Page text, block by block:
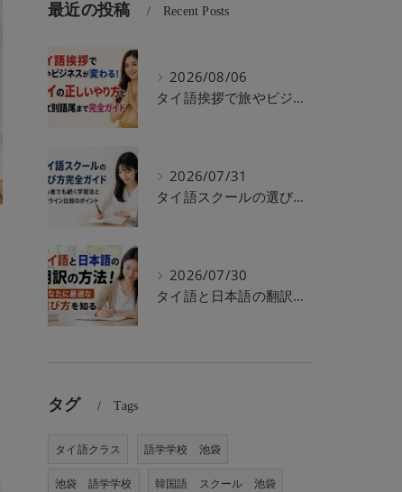
最近の投稿 Recent Posts
2026/08/06
タイ語挨拶で旅やビジネスが変わる！ワイの正しいやり方と男女別語尾まで完全ガイド
2026/07/31
タイ語スクールの選び方完全ガイド｜初心者でも続く学習法とオンライン比較のポイント
2026/07/30
タイ語と日本語の翻訳の方法！あなたに最適な選び方を知る
タグ Tags
タイ語クラス 語学学校 池袋
池袋 語学学校 韓国語 スクール 池袋